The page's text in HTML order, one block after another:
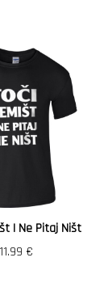
I Ne Pitaj Ništ
11.99 €